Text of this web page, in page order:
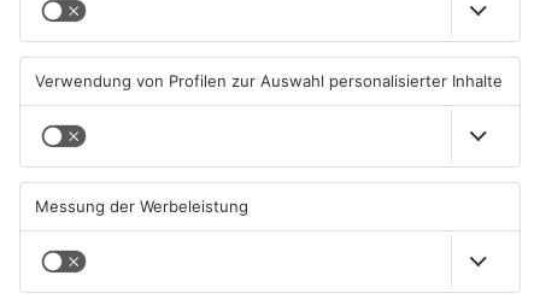
Beobachtungsflüge im
Waldbrandgefahr
Miltenberg früher abgeholt
TOPNEWS TOPNEWS